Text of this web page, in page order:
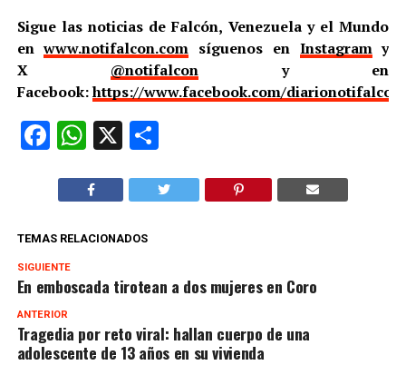
Sigue las noticias de Falcón, Venezuela y el Mundo
enwww.notifalcon.com síguenos en Instagramy
X @notifalcon y en
Facebook:https://www.facebook.com/
Facebook
WhatsApp
X Compartir
TEMAS RELACIONADOS
SIGUIENTE
En emboscada tirotean a dos mujeres en Coro
ANTERIOR
Tragedia por reto viral: hallan cuerpo de una
adolescente de 13 años en su vivienda